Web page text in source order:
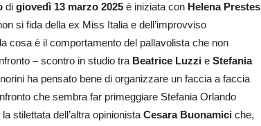
di giovedì 13 marzo 2025 è iniziata con Helena Prestes
si fida della ex Miss Italia e dell’improvviso
cosa è il comportamento del pallavolista che non
– scontro in studio tra Beatrice Luzzi e Stefania
ha pensato bene di organizzare un faccia a faccia
che sembra far primeggiare Stefania Orlando
stilettata dell’altra opinionista Cesara Buonamici che,